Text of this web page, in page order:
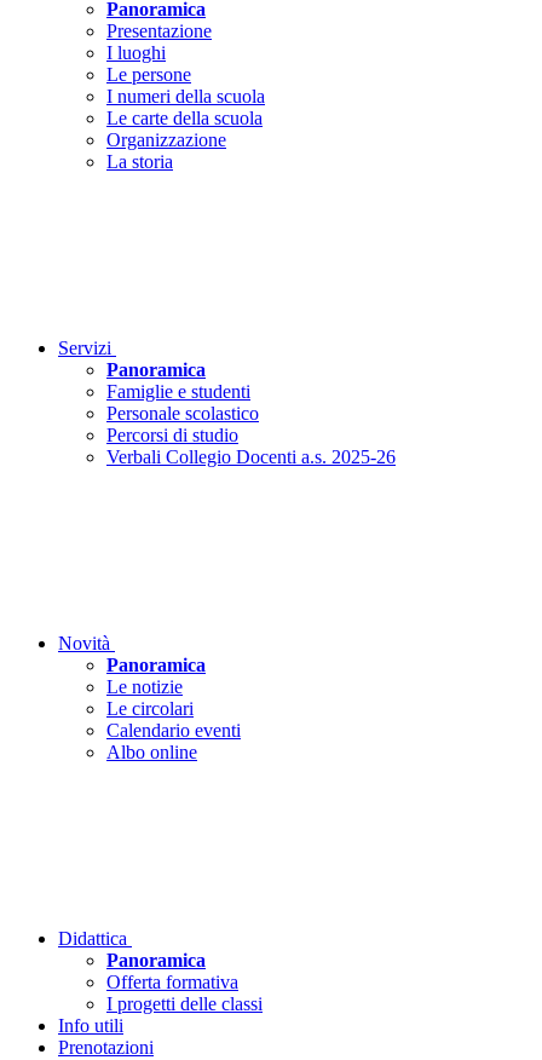
Panoramica
Presentazione
I luoghi
Le persone
I numeri della scuola
Le carte della scuola
Organizzazione
La storia
Servizi
Panoramica
Famiglie e studenti
Personale scolastico
Percorsi di studio
Verbali Collegio Docenti a.s. 2025-26
Novità
Panoramica
Le notizie
Le circolari
Calendario eventi
Albo online
Didattica
Panoramica
Offerta formativa
I progetti delle classi
Info utili
Prenotazioni